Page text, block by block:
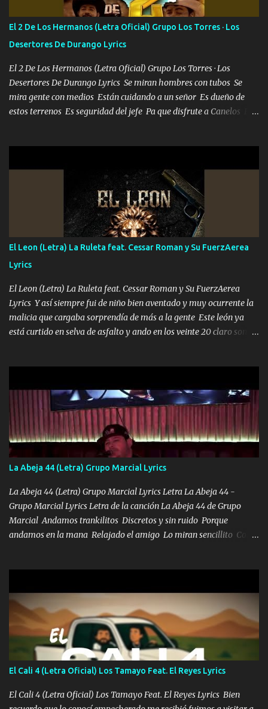
tu vida, y está bien Porque lo que tengo nadie lo tiene Una me está
escribiendo y la otra me va a llamar Quiere que vaya a verla y que
la invite a cenar Otras más me están pidiendo que las saque a
bailar Pero es que tengo un par de conciertos más que llenar Se
mueven solo por el interés P...
El 2 De Los Hermanos (Letra Oficial) Grupo Los Torres · Los
Desertores De Durango Lyrics
El 2 De Los Hermanos (Letra Oficial) Grupo Los Torres · Los
Desertores De Durango Lyrics Se miran hombres con tubos Se
mira gente con medios Están cuidando a un señor Es dueño de
estos terrenos Es seguridad del jefe Pa que disfrute a Canelos Es
ni tampoco las mujeres porque es platica de grandes por eso hay
que estar alegres doy las instrucciones para atender los deberes
Música Si es que salta algún problema de confianza tengo gente
ahí está el Hombre Cuarenta y también Pariente 7 arreglan
cualquier problema no más es cuestión que ordené NOS HACE
FALTA UN HERMANO DE CLAVE ERA EL 24 SIEMPRE FUE UN
HOMBRE VALIENTE POR ALGO M'URIÓ PELEAND0 SIEMPRE
VIO POR LA FAMILIA PARA QUE SIGA EL LEGADO Es el DOS de
los HERMANOS un cerebro inteligente y com...
El Leon (Letra) La Ruleta feat. Cessar Roman y Su FuerzAerea
Lyrics
El Leon (Letra) La Ruleta feat. Cessar Roman y Su FuerzAerea
Lyrics Y así siempre fui de niño bien aventado y muy ocurrente la
malicia que cargaba sorprendía de más a la gente Este león ya
está curtido en selva de asfalto y ando en los veinte 20 claro son
pa más pues hay charola les voy a dar hasta topar pues no hay de
otra Música Surcando bien mi camino voy por mi línea no veo a
los lados aquel que no corre vuela no se me duerm voy chicoteado
Ya pasé varias hazañas ya tienen rato que me agarran el colmillo
de este León los estatales no sé esperaron Al tiro esta la PrimiZa
también la nueve que cargo al lado doy la mano al que su amigo y
al traicionero damos pa abajo Y No me paran aquí hay pa más
pues hay charola les voy a dar hasta topar pues no hay de otra...
La Abeja 44 (Letra) Grupo Marcial Lyrics
La Abeja 44 (Letra) Grupo Marcial Lyrics Letra La Abeja 44 -
Grupo Marcial Lyrics Letra de la canción La Abeja 44 de Grupo
Marcial Andamos trankilitos Discretos y sin ruido Porque
andamos en la mana Relajado el amigo Lo miran sencillito Con
coronamos Se jala los marciales Y sus guitarras ya van sonando
Un gallardo me prendo Para agarrar el vuelo y la mente y
tranquilizando Tomense un buen trago Y así es como empezamos
los versos que voy cantando (Music) A vido alta y bajas La carreta
se atora Pero nunca le aflojamos Ya me han pasado cosas Y
aunque ustedes no sepan Pero la vida es muy corta Hay que
echarle chingazos Y seguir trabajando porque nada es...
El Cali 4 (Letra Oficial) Los Tamayo Feat. El Reyes Lyrics
El Cali 4 (Letra Oficial) Los Tamayo Feat. El Reyes Lyrics Bien